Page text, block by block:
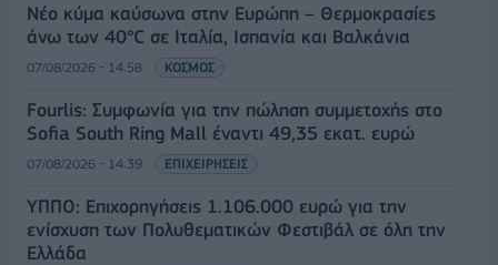
Νέο κύμα καύσωνα στην Ευρώπη – Θερμοκρασίες
άνω των 40°C σε Ιταλία, Ισπανία και Βαλκάνια
07/08/2026 - 14:58 ΚΟΣΜΟΣ
Fourlis: Συμφωνία για την πώληση συμμετοχής στο
Sofia South Ring Mall έναντι 49,35 εκατ. ευρώ
07/08/2026 - 14:39 ΕΠΙΧΕΙΡΗΣΕΙΣ
ΥΠΠΟ: Επιχορηγήσεις 1.106.000 ευρώ για την
ενίσχυση των Πολυθεματικών Φεστιβάλ σε όλη την
Ελλάδα